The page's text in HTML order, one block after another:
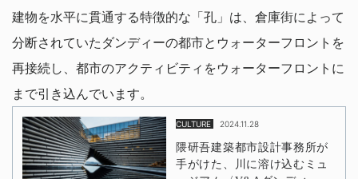
建物を水平に貫通する特徴的な「孔」は、倉庫街によって
分断されていたダンディーの都市とウォーターフロントを
再接続し、都市のアクティビティをウォーターフロントに
まで引き込んでいます。